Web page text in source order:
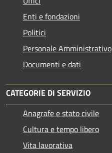
Enti e fondazioni
Politici
Personale Amministrativo
Documenti e dati
CATEGORIE DI SERVIZIO
Anagrafe e stato civile
Cultura e tempo libero
Vita lavorativa